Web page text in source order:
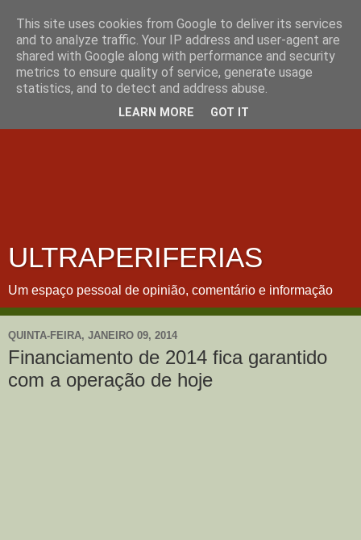
ULTRAPERIFERIAS
Um espaço pessoal de opinião, comentário e informação
QUINTA-FEIRA, JANEIRO 09, 2014
Financiamento de 2014 fica garantido
com a operação de hoje
This site uses cookies from Google to deliver its services
and to analyze traffic. Your IP address and user-agent are
shared with Google along with performance and security
metrics to ensure quality of service, generate usage
statistics, and to detect and address abuse.
LEARN MORE GOT IT